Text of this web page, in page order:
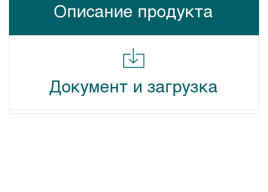
Описание продукта
Документ и загрузка